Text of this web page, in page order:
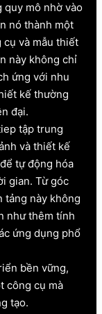
quy mô nhờ vào
nó thành một
cụ và mẫu thiết
này không chỉ
ứng với nhu
kế thường
đại.
tập trung
và thiết kế
tự động hóa
gian. Từ góc
tảng này không
như thêm tính
ứng dụng phổ
bền vững,
công cụ mà
tạo.